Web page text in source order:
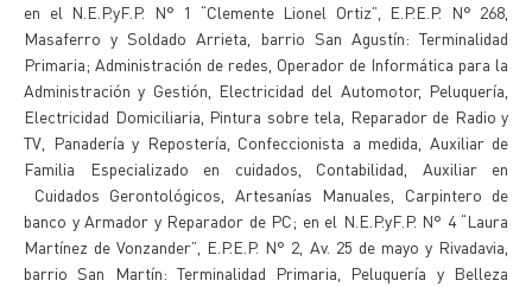
en el N.E.P.yF.P. N° 1 “Clemente Lionel Ortiz”, E.P.E.P. N° 268,
Masaferro y Soldado Arrieta, barrio San Agustín: Terminalidad
Primaria; Administración de redes, Operador de Informática para la
Administración y Gestión, Electricidad del Automotor, Peluquería,
Electricidad Domiciliaria, Pintura sobre tela, Reparador de Radio y
TV, Panadería y Repostería, Confeccionista a medida, Auxiliar de
Familia Especializado en cuidados, Contabilidad, Auxiliar en
Cuidados Gerontológicos, Artesanías Manuales, Carpintero de
banco y Armador y Reparador de PC; en el N.E.P.yF.P. N° 4 “Laura
Martínez de Vonzander”, E.P.E.P. N° 2, Av. 25 de mayo y Rivadavia,
barrio San Martín: Terminalidad Primaria, Peluquería y Belleza